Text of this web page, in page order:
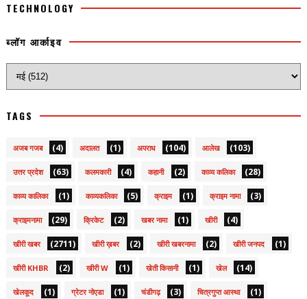
TECHNOLOGY
ब्लॉग आर्काइव
TAGS
अजब गजब (4) अदालत (1) अपराध (104) आलेख (103)
उत्तर प्रदेश (63) कलमकारी (4) कहानी (2) काव्य कलिका (28)
काव्य कालिका (1) काव्यकलिका (5) क्राइम (1) क्राइम नामा (3)
क्राइमनामा (29) क्रिकेट (2) खबर नामा (1) खीरी (4)
खीरी खबर (2711) खीरी ख़बर (2) खीरी खबरनामा (2) खीरी जनपद (1)
खीरी KHBR (2) खीरी W (1) खेती किसानी (1) खेल (14)
खेलकूद (1) ग्रेटर नोएडा (1) चंडीगढ़ (3) चित्रगुप्त आस्था (1)